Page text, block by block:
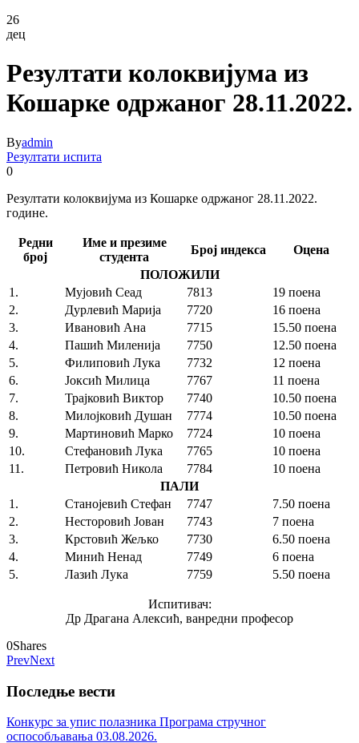
26
дец
Резултати колоквијума из
Кошарке одржаног 28.11.2022.
Byadmin
Резултати испита
0
Резултати колоквијума из Кошарке одржаног 28.11.2022.
године.
Редни
број
Име и презиме
студента
Број индекса
Оцена
ПОЛОЖИЛИ
1.
Мујовић Сеад 7813
19 поена
2.
Дурлевић Марија 7720
16 поена
3.
Ивановић Ана 7715
15.50 поена
4.
Пашић Миленија 7750
12.50 поена
5.
Филиповић Лука 7732
12 поена
6.
Јоксић Милица 7767
11 поена
7.
Трајковић Виктор 7740
10.50 поена
8.
Милојковић Душан 7774
10.50 поена
9.
Мартиновић Марко 7724
10 поена
10.
Стефановић Лука 7765
10 поена
11.
Петровић Никола 7784
10 поена
ПАЛИ
1.
Станојевић Стефан 7747
7.50 поена
2.
Несторовић Јован 7743
7 поена
3.
Крстовић Жељко 7730
6.50 поена
4.
Минић Ненад 7749
6 поена
5.
Лазић Лука 7759 5.50 поена
Испитивач:
Др Драгана Алексић, ванредни професор
0Shares
PrevNext
Последње вести
Конкурс за упис полазника Програма стручног
оспособљавања 03.08.2026.